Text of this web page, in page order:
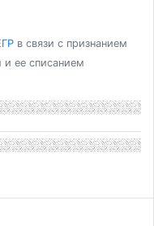
в связи с признанием
ее списанием